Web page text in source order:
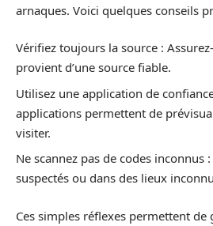
arnaques. Voici quelques conseils
Vérifiez toujours la source :
provient d’une source fiable.
Utilisez une application de
applications permettent de
visiter.
Ne scannez pas de codes inconnus
suspectés ou dans des lieux
Ces simples réflexes permettent de